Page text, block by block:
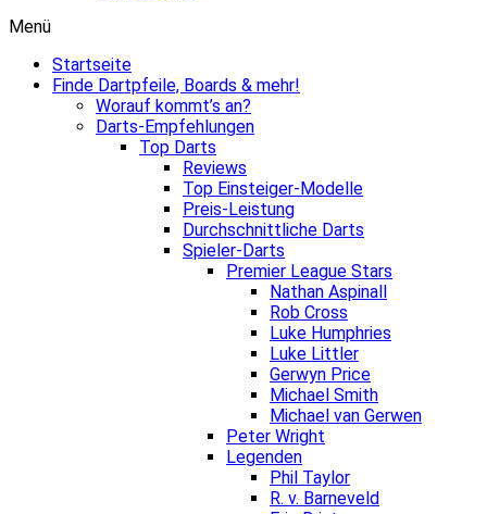
Menü
Startseite
Finde Dartpfeile, Boards & mehr!
Worauf kommt’s an?
Darts-Empfehlungen
Top Darts
Reviews
Top Einsteiger-Modelle
Preis-Leistung
Durchschnittliche Darts
Spieler-Darts
Premier League Stars
Nathan Aspinall
Rob Cross
Luke Humphries
Luke Littler
Gerwyn Price
Michael Smith
Michael van Gerwen
Peter Wright
Legenden
Phil Taylor
R. v. Barneveld